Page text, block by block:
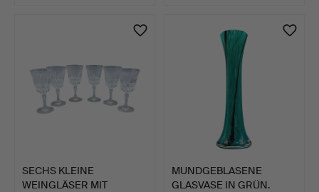
SECHS KLEINE
WEINGLÄSER MIT
MUNDGEBLASENE
GLASVASE IN GRÜN.